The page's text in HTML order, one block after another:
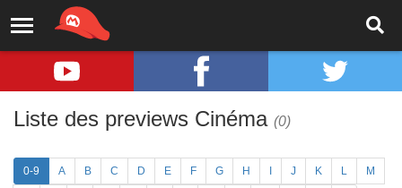
Liste des previews Cinéma (0)
0-9 A B C D E F G H J K L M